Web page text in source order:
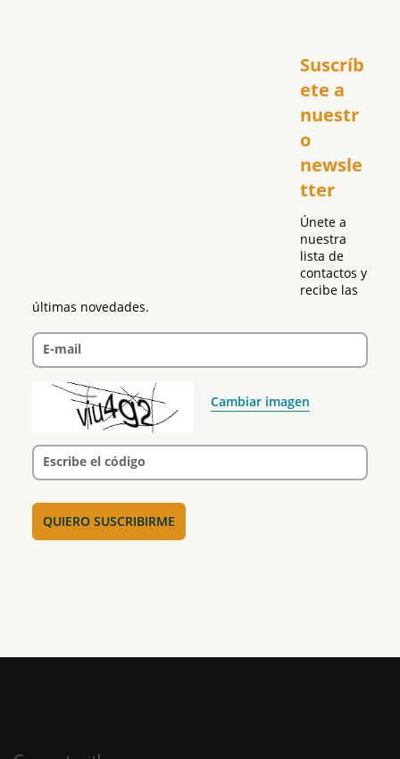
Suscríb
ete a
nuestr
o
newsle
tter
Únete a
nuestra
lista de
contactos y
recibe las
últimas novedades.
E-mail
Cambiar imagen
Escribe el código